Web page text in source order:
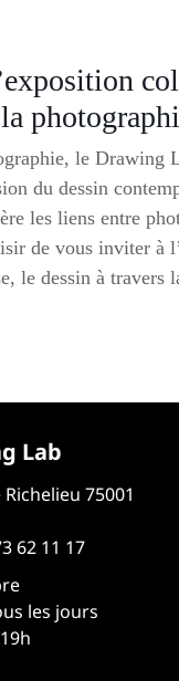
le Drawing
du dessin
les liens entre
de vous inviter à
le dessin à travers
Lab
75001
62 11 17
les jours